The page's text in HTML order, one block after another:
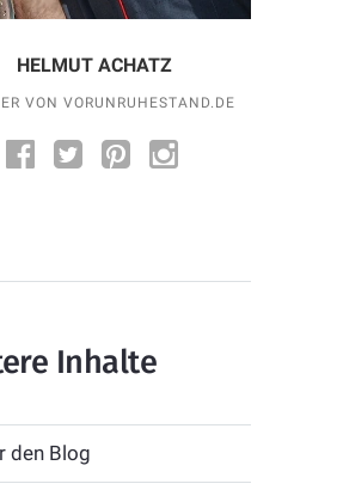
HELMUT ACHATZ
VON VORUNRUHESTAND.DE
Inhalte
den Blog